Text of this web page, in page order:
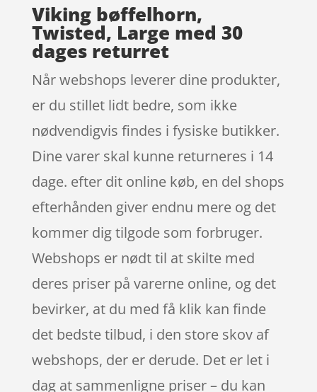
Viking bøffelhorn,
Twisted, Large med 30
dages returret
Når webshops leverer dine produkter,
er du stillet lidt bedre, som ikke
nødvendigvis findes i fysiske butikker.
Dine varer skal kunne returneres i 14
dage. efter dit online køb, en del shops
efterhånden giver endnu mere og det
kommer dig tilgode som forbruger.
Webshops er nødt til at skilte med
deres priser på varerne online, og det
bevirker, at du med få klik kan finde
det bedste tilbud, i den store skov af
webshops, der er derude. Det er let i
dag at sammenligne priser – du kan